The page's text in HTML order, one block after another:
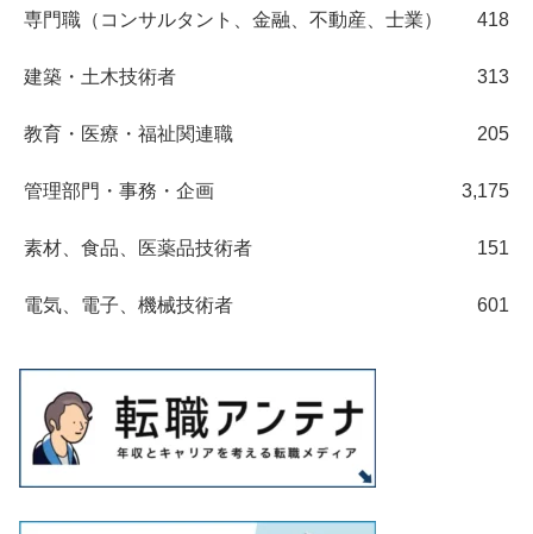
専門職（コンサルタント、金融、不動産、士業） 418
建築・土木技術者 313
教育・医療・福祉関連職 205
管理部門・事務・企画 3,175
素材、食品、医薬品技術者 151
電気、電子、機械技術者 601